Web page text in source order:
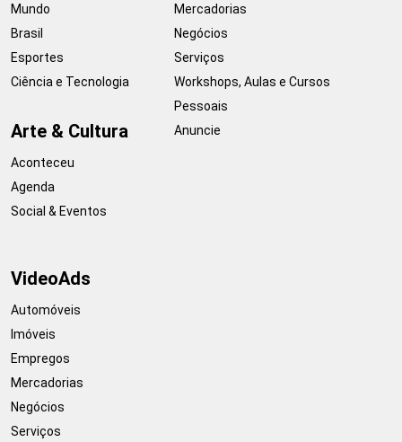
Mundo
Brasil
Esportes
Ciência e Tecnologia
Arte & Cultura
Aconteceu
Agenda
Social & Eventos
Mercadorias
Negócios
Serviços
Workshops, Aulas e Cursos
Pessoais
Anuncie
VideoAds
Automóveis
Imóveis
Empregos
Mercadorias
Negócios
Serviços